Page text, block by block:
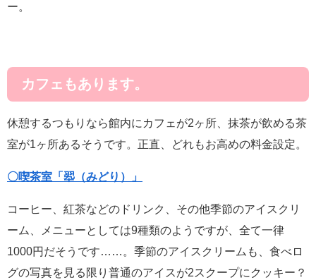
ー。
カフェもあります。
休憩するつもりなら館内にカフェが2ヶ所、抹茶が飲める茶
室が1ヶ所あるそうです。正直、どれもお高めの料金設定。
〇喫茶室「翆（みどり）」
コーヒー、紅茶などのドリンク、その他季節のアイスクリ
ーム、メニューとしては9種類のようですが、全て一律
1000円だそうです……。季節のアイスクリームも、食べロ
グの写真を見る限り普通のアイスが2スクープにクッキー？